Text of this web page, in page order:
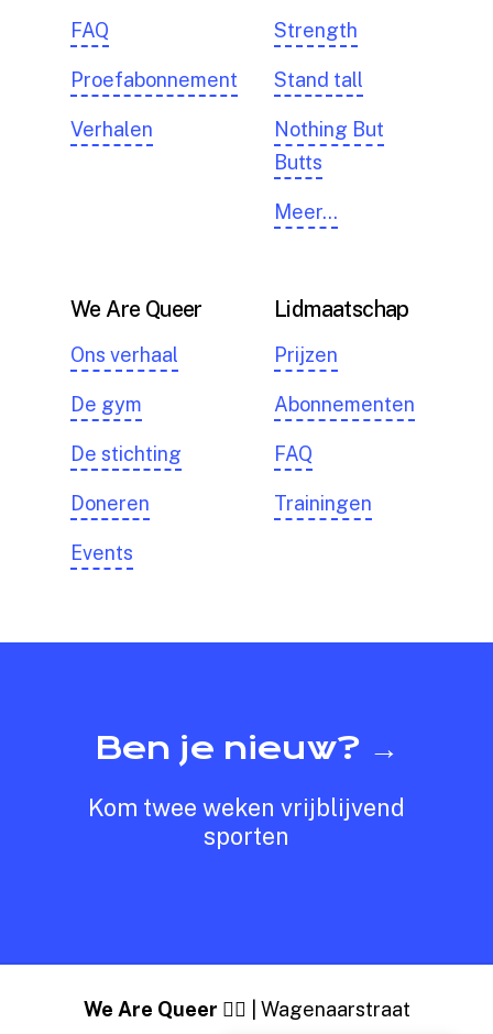
FAQ
Proefabonnement
Verhalen
Strength
Stand tall
Nothing But
Butts
Meer…
We Are Queer
Ons verhaal
De gym
De stichting
Doneren
Events
Lidmaatschap
Prijzen
Abonnementen
FAQ
Trainingen
Ben je nieuw? →
Kom twee weken vrijblijvend
sporten
We Are Queer 🏳️‍🌈 | Wagenaarstraat